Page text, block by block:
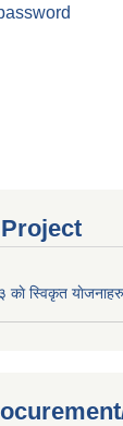
स्विकृत याेजनाहरु